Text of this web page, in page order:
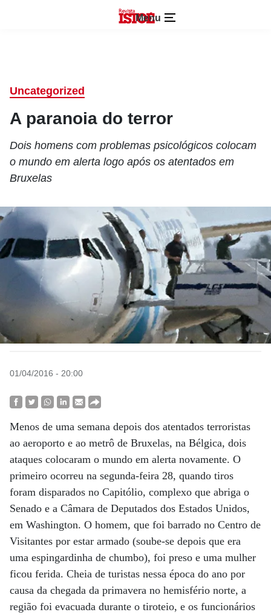
Menu
Uncategorized
A paranoia do terror
Dois homens com problemas psicológicos colocam
o mundo em alerta logo após os atentados em
Bruxelas
01/04/2016 - 20:00
Menos de uma semana depois dos atentados terroristas
ao aeroporto e ao metrô de Bruxelas, na Bélgica, dois
ataques colocaram o mundo em alerta novamente. O
primeiro ocorreu na segunda-feira 28, quando tiros
foram disparados no Capitólio, complexo que abriga o
Senado e a Câmara de Deputados dos Estados Unidos,
em Washington. O homem, que foi barrado no Centro de
Visitantes por estar armado (soube-se depois que era
uma espingardinha de chumbo), foi preso e uma mulher
ficou ferida. Cheia de turistas nessa época do ano por
causa da chegada da primavera no hemisfério norte, a
região foi evacuada durante o tiroteio, e os funcionários